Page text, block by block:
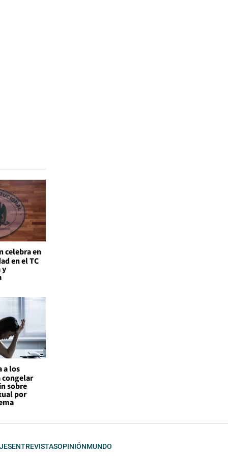
celebra en
en el TC
y
a los
congelar
sobre
por
ENTREVISTASOPINIÓNMUNDO